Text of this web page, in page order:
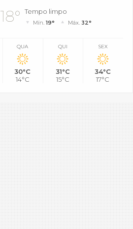
18° Tempo limpo
Mín.19° Máx. 32°
QUA
30°C
14°C
QUI
31°C
15°C
SEX
34°C
17°C